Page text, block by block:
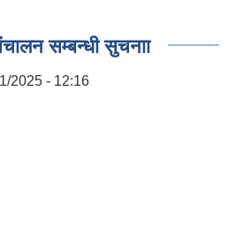
सम्बन्धी सुचनाा
2025 - 12:16